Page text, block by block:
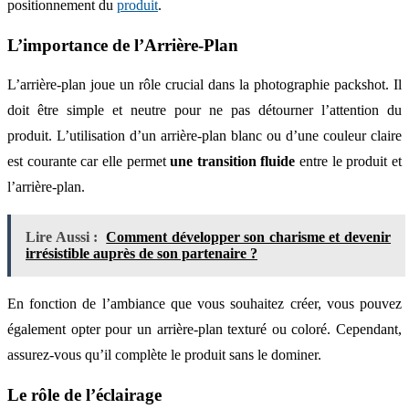
positionnement du produit.
L’importance de l’Arrière-Plan
L’arrière-plan joue un rôle crucial dans la photographie packshot. Il
doit être simple et neutre pour ne pas détourner l’attention du
produit. L’utilisation d’un arrière-plan blanc ou d’une couleur claire
est courante car elle permetune transition fluide entre le produit et
l’arrière-plan.
Lire Aussi :
Comment développer son charisme et devenir
irrésistible auprès de son partenaire ?
En fonction de l’ambiance que vous souhaitez créer, vous pouvez
également opter pour un arrière-plan texturé ou coloré. Cependant,
assurez-vous qu’il complète le produit sans le dominer.
Le rôle de l’éclairage